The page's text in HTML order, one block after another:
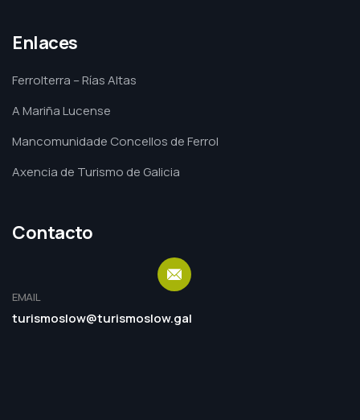
Enlaces
Ferrolterra – Rías Altas
A Mariña Lucense
Mancomunidade Concellos de Ferrol
Axencia de Turismo de Galicia
Contacto
EMAIL
turismoslow@turismoslow.gal